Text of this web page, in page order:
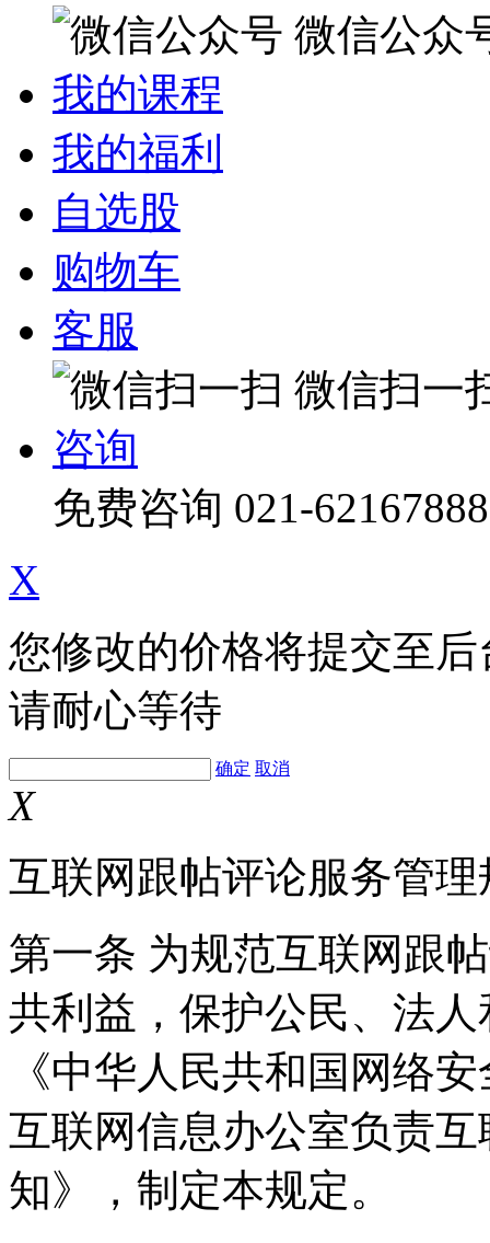
微信公众
我的课程
我的福利
自选股
购物车
客服
微信扫一
咨询
免费咨询 021-62167888
X
您修改的价格将提交至
请耐心等待
确定 取消
X
互联网跟帖评论服务管理
第一条 为规范互联网跟
共利益，保护公民、法
《中华人民共和国网络
互联网信息办公室负责
知》，制定本规定。